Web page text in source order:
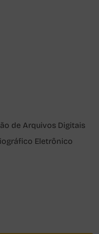
de Arquivos Digitais
Eletrônico